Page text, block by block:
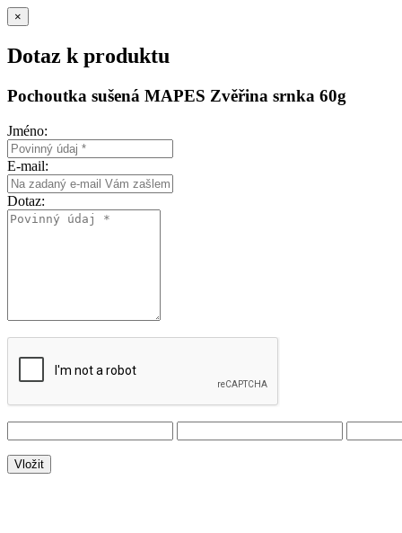
×
Dotaz k produktu
Pochoutka sušená MAPES Zvěřina srnka 60g
Jméno:
E-mail:
Dotaz: